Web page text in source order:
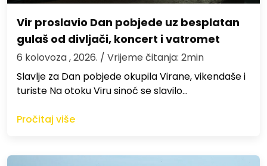
Vir proslavio Dan pobjede uz besplatan
gulaš od divljači, koncert i vatromet
6 kolovoza , 2026. / Vrijeme čitanja: 2min
Slavlje za Dan pobjede okupila Virane, vikendaše i
turiste Na otoku Viru sinoć se slavilo…
Pročitaj više